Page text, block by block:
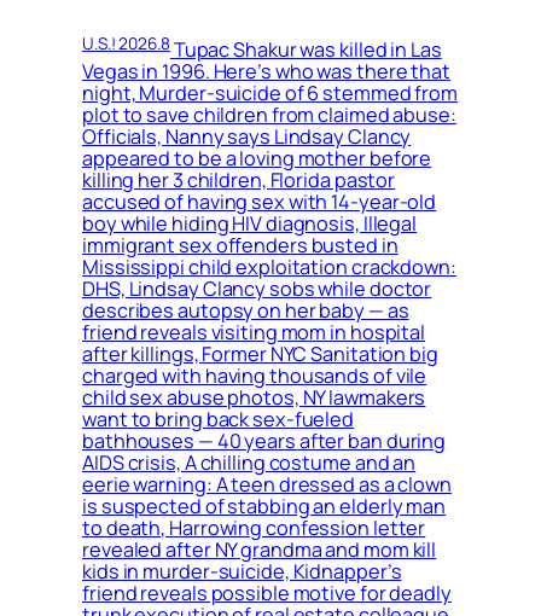
U.S.! 2026.8Tupac Shakur was killed in Las
Vegas in 1996. Here’s who was there that
night, Murder-suicide of 6 stemmed from
plot to save children from claimed abuse:
Officials, Nanny says Lindsay Clancy
appeared to be a loving mother before
killing her 3 children, Florida pastor
accused of having sex with 14-year-old
boy while hiding HIV diagnosis, Illegal
immigrant sex offenders busted in
Mississippi child exploitation crackdown:
DHS, Lindsay Clancy sobs while doctor
describes autopsy on her baby — as
friend reveals visiting mom in hospital
after killings, Former NYC Sanitation big
charged with having thousands of vile
child sex abuse photos, NY lawmakers
want to bring back sex-fueled
bathhouses — 40 years after ban during
AIDS crisis, A chilling costume and an
eerie warning: A teen dressed as a clown
is suspected of stabbing an elderly man
to death, Harrowing confession letter
revealed after NY grandma and mom kill
kids in murder-suicide, Kidnapper’s
friend reveals possible motive for deadly